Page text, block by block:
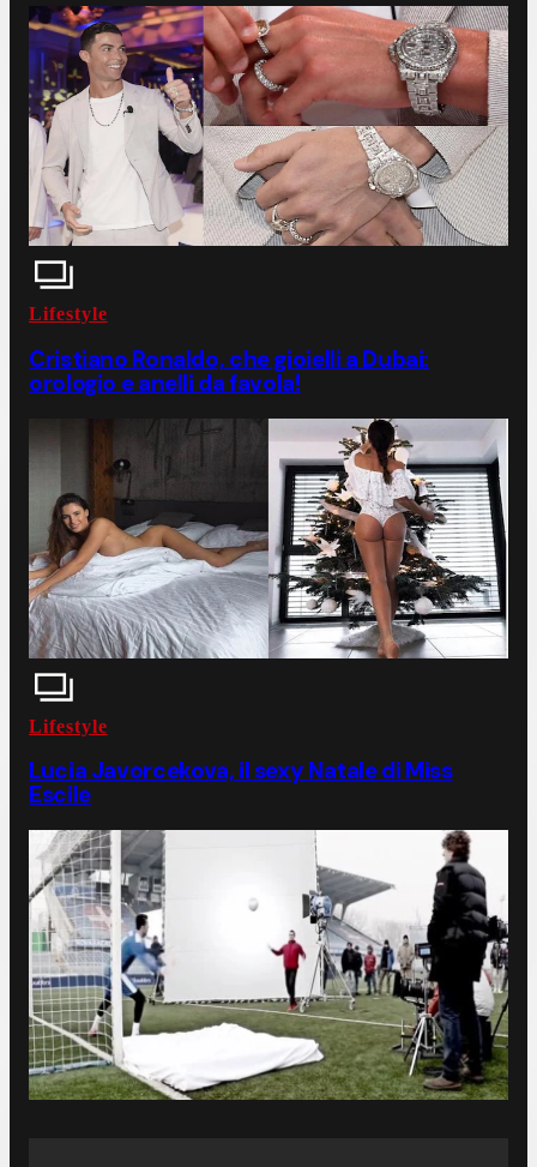
Lifestyle
Cristiano Ronaldo, che gioielli a Dubai:
orologio e anelli da favola!
Lifestyle
Lucia Javorcekova, il sexy Natale di Miss
Escile